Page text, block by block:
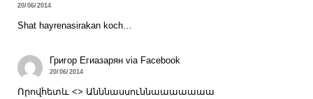
20/06/2014
Shat hayrenasirakan koch…
Григор Егиазарян via Facebook
20/06/2014
Որովհետև <> Անննասսուննաաաաաաա